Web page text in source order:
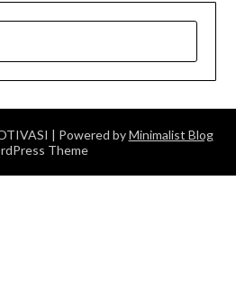
| Powered byMinimalist Blog
Theme